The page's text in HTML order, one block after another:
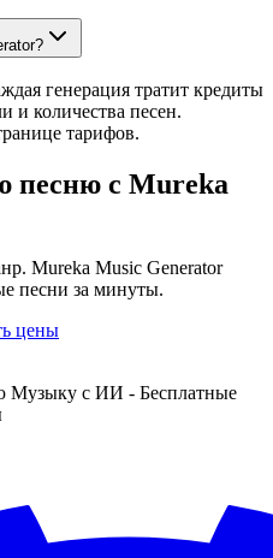
генерация тратит кредиты
и количества песен.
тарифов.
песню с Mureka
Mureka Music Generator
песни за минуты.
цены
Музыку с ИИ - Бесплатные